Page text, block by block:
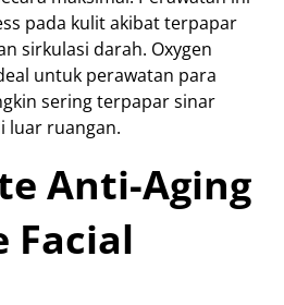
pada kulit akibat terpapar
sirkulasi darah. Oxygen
untuk perawatan para
sering terpapar sinar
luar ruangan.
Anti-Aging
Facial